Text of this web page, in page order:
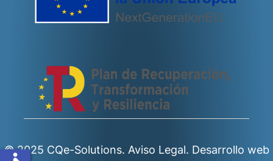
© 2025 CQe-Solutions. Aviso Legal. Desarrollo web